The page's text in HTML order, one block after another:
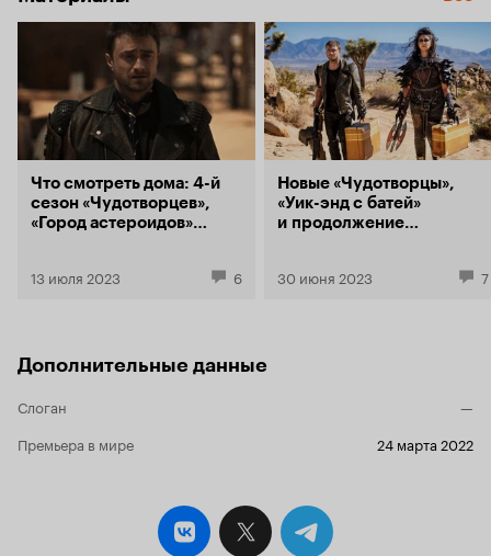
Что смотреть дома: 4-й
сезон «Чудотворцев»,
«Город астероидов»
13 июля 2023 6
Новые «Чудотворцы»,
«Уик-энд с батей»
и продолжение
в июле
30 июня 2023 7
Дополнительные данные
Слоган
—
Премьера в мире
24 марта 2022